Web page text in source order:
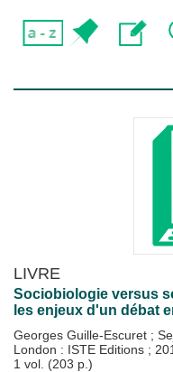
LIVRE
Sociobiologie versus
les enjeux d'un débat
Georges Guille-Escuret ;
London : ISTE Editions ;
1 vol. (203 p.)